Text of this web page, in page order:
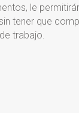
le
tener que
trabajo.